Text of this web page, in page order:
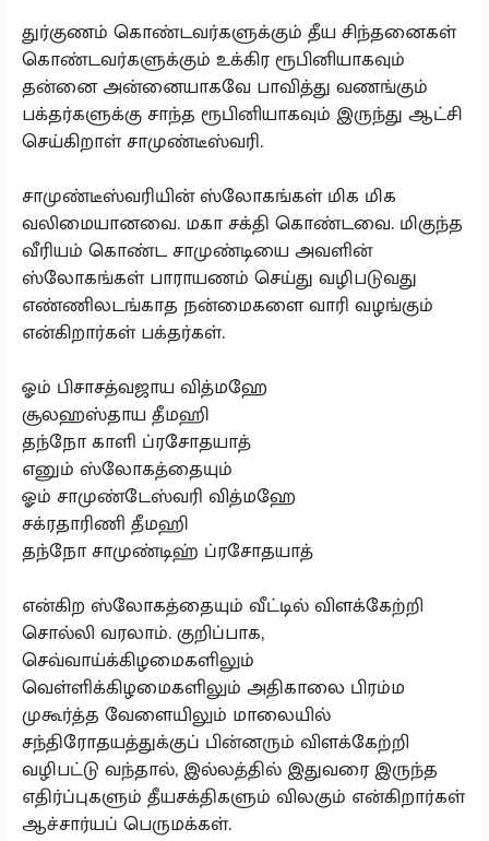
துர்குணம் கொண்டவர்களுக்கும் தீய சிந்தனைகள்
கொண்டவர்களுக்கும் உக்கிர ரூபினியாகவும்
தன்னை அன்னையாகவே பாவித்து வணங்கும்
பக்தர்களுக்கு சாந்த ரூபினியாகவும் இருந்து ஆட்சி
செய்கிறாள் சாமுண்டீஸ்வரி.
சாமுண்டீஸ்வரியின் ஸ்லோகங்கள் மிக மிக
வலிமையானவை. மகா சக்தி கொண்டவை. மிகுந்த
வீரியம் கொண்ட சாமுண்டியை அவளின்
ஸ்லோகங்கள் பாராயணம் செய்து வழிபடுவது
எண்ணிலடங்காத நன்மைகளை வாரி வழங்கும்
என்கிறார்கள் பக்தர்கள்.
ஓம் பிசாசத்வஜாய வித்மஹே
சூலஹஸ்தாய தீமஹி
தந்நோ காளி ப்ரசோதயாத்
எனும் ஸ்லோகத்தையும்
ஓம் சாமுண்டேஸ்வரி வித்மஹே
சக்ரதாரிணி தீமஹி
தந்நோ சாமுண்டிஹ் ப்ரசோதயாத்
என்கிற ஸ்லோகத்தையும் வீட்டில் விளக்கேற்றி
சொல்லி வரலாம். குறிப்பாக,
செவ்வாய்க்கிழமைகளிலும்
வெள்ளிக்கிழமைகளிலும் அதிகாலை பிரம்ம
முகூர்த்த வேளையிலும் மாலையில்
சந்திரோதயத்துக்குப் பின்னரும் விளக்கேற்றி
வழிபட்டு வந்தால், இல்லத்தில் இதுவரை இருந்த
எதிர்ப்புகளும் தீயசக்திகளும் விலகும் என்கிறார்கள்
ஆச்சார்யப் பெருமக்கள்.